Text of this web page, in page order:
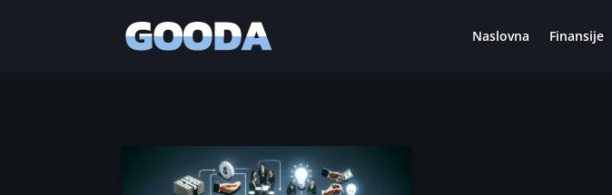
Naslovna Finansije